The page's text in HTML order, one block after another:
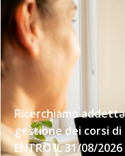
Ricerchiamo
gestione dei corsi di
ENTRO IL 31/08/2026